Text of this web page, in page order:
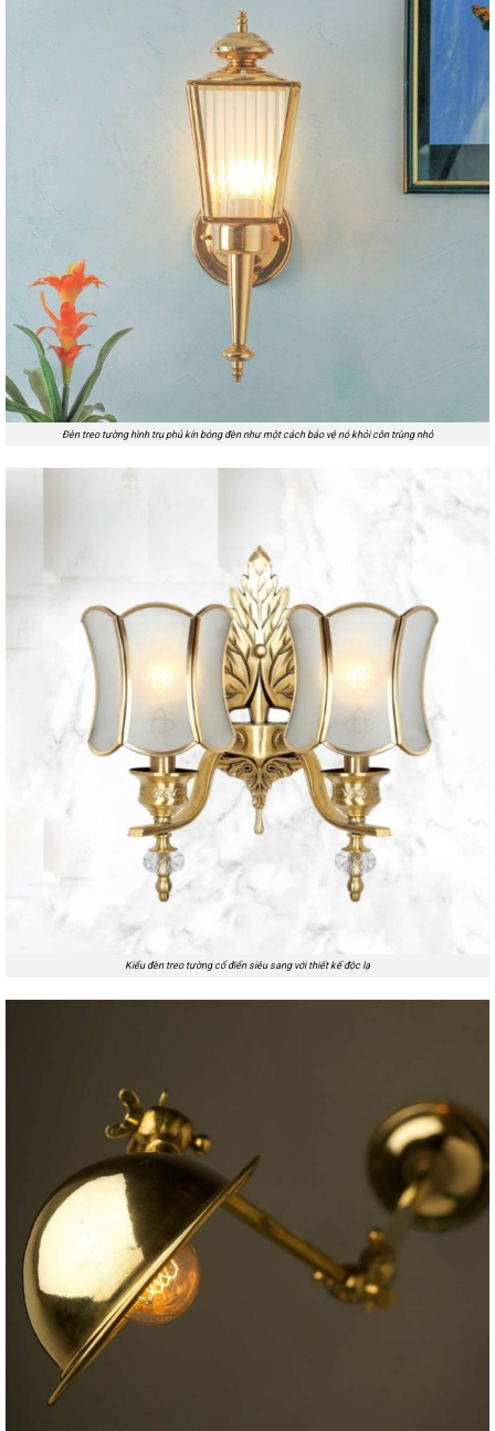
Đèn treo tường hình trụ phủ kín bóng đèn như một cách bảo vệ nó khỏi côn trùng nhỏ
Kiểu đèn treo tường cổ điển siêu sang với thiết kế độc lạ